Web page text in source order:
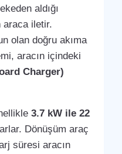
aldığı
araca iletir.
olan doğru akıma
aracın içindeki
Charger)
3.7 kW ile 22
Dönüşüm araç
süresi aracın